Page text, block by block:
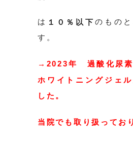
は １０％以下 のもの
す。
→2023年 過酸化尿素
ホワイトニングジェ
した。
当院でも取り扱ってお